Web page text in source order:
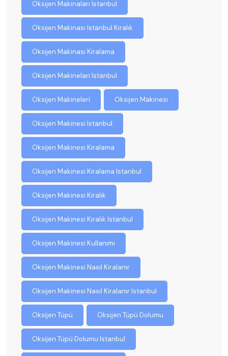
Oksijen Makinaları Istanbul
Oksijen Makinası Istanbul Kiralık
Oksijen Makinası Kiralama
Oksijen Makinelari Istanbul
Oksijen Makineleri Oksijen Makinesi
Oksijen Makinesi Istanbul
Oksijen Makinesi Kiralama
Oksijen Makinesi Kiralama Istanbul
Oksijen Makinesi Kiralık
Oksijen Makinesi Kiralık Istanbul
Oksijen Makinesi Kullanımı
Oksijen Makinesi Nasıl Kiralanır
Oksijen Makinesi Nasıl Kiralanır Istanbul
Oksijen Tüpü Oksijen Tüpü Dolumu
Oksijen Tüpü Dolumu Istanbul